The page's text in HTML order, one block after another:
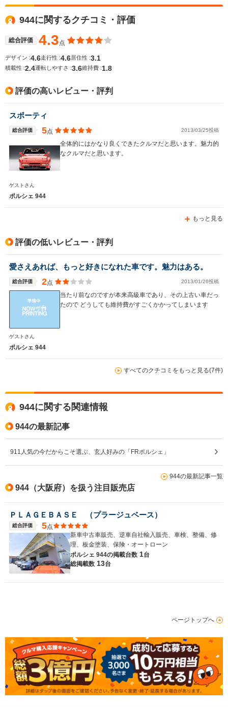
サイズ
(全長x全幅x全高)
WLTCモード
駆動方式
全高
-m
-m
FR
全高
2990cc
944に関するクチコミ・評価
総合評価 4.3点
デザイン :4.6走行性 :4.6 居住性 :3.1
積載性 :2.4運転しやすさ :3.6維持費 :1.8
評価の高いレビュー・評判
スポーティ
総合評価 5点 2013/03/25投稿
全体的にはかなり良くできたクルマだと思います。魅力的
なクルマだと思います。
ゲストさん
ポルシェ 944
もっと見る
評価の低いレビュー・評判
愛さえあれば、もっと好きになれた車です。魅力はある。
総合評価 2点 2013/01/26投稿
当たり前なのですが本来高級車であり、その上古い車だっ
たので どうしても維持費がすごくかかってしまいます
ゲストさん
ポルシェ 944
すべてのクチコミをもっと見る(7件)
944に関する関連情報
944の最新記事
911人気の今だからこそ選ぶ、玄人好みの「FRポルシェ」
944の最新記事一覧
944（大阪府）を扱う注目販売店
ＰＬＡＧＥＢＡＳＥ （プラージュベース）
総合評価 5点
新車中古車販売、逆車自社輸入販売、車検、整備、修
理、板金塗装、保険・オートローン
ポルシェ 944の掲載台数 1台
総掲載数 13台
ページトップへ